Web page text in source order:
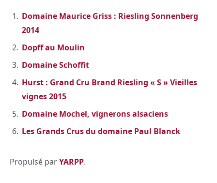
Domaine Maurice Griss : Riesling Sonnenberg
2014
Dopff au Moulin
Domaine Schoffit
Hurst : Grand Cru Brand Riesling « S » Vieilles
vignes 2015
Domaine Mochel, vignerons alsaciens
Les Grands Crus du domaine Paul Blanck
Propulsé parYARPP.